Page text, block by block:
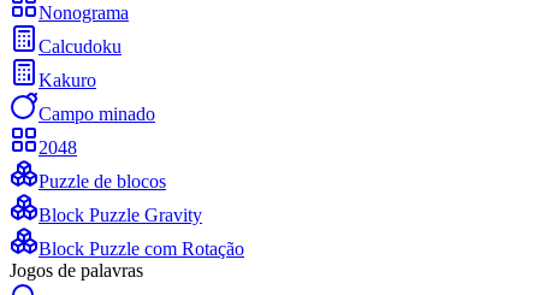
Nonograma
Calcudoku
Kakuro
Campo minado
2048
Puzzle de blocos
Block Puzzle Gravity
Block Puzzle com Rotação
Jogos de palavras